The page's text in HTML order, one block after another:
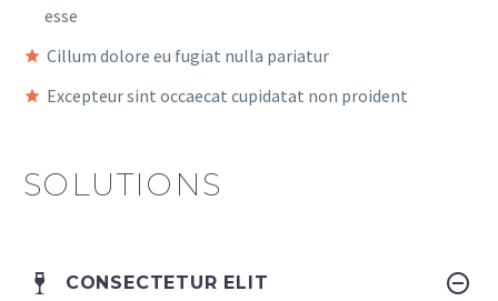
esse
Cillum dolore eu fugiat nulla pariatur
Excepteur sint occaecat cupidatat non proident
SOLUTIONS
CONSECTETUR ELIT